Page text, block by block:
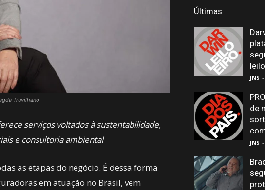
Truvilhano
serviços voltados à sustentabilidade,
e consultoria ambiental
as etapas do negócio. É dessa forma
em atuação no Brasil, vem
Últimas
JNS -
de
JNS -